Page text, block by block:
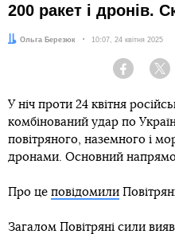
200 ракет і дронів.
Автор:
Ольга Березюк Дата:
10:07, 24 квітня 2025
Facebook
У ніч проти 24 квітня
комбінований удар по
повітряного, наземного і
дронами. Основний
Про це повідомили
Загалом Повітряні сили